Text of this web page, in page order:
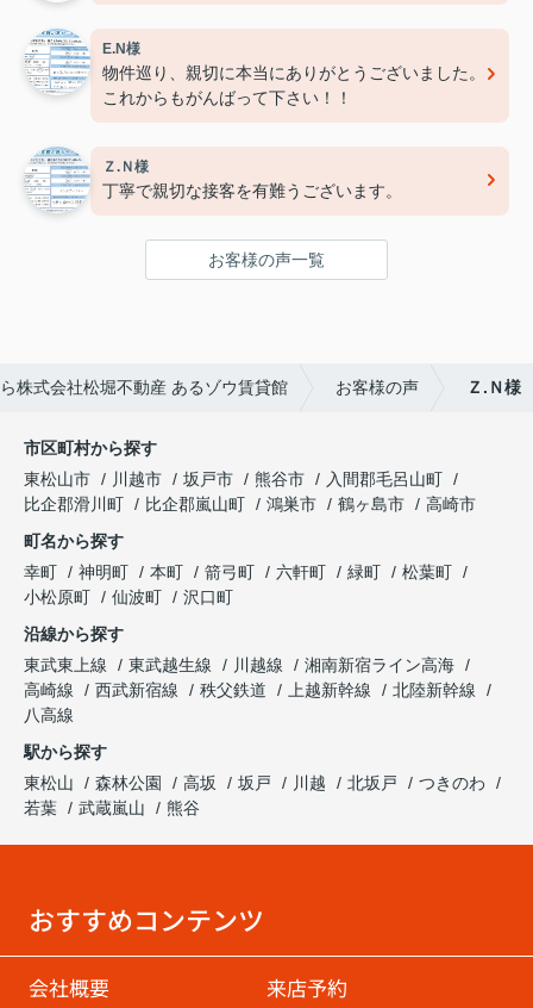
E.N様
物件巡り、親切に本当にありがとうございました。
これからもがんばって下さい！！
Ｚ.Ｎ様
丁寧で親切な接客を有難うございます。
お客様の声一覧
株式会社松堀不動産 あるゾウ賃貸館 お客様の声 Ｚ.Ｎ様
市区町村から探す
東松山市
川越市 坂戸市 熊谷市
入間郡毛呂山町
比企郡滑川町
比企郡嵐山町 鴻巣市 鶴ヶ島市
高崎市
町名から探す
幸町
神明町 本町 箭弓町 六軒町 緑町
松葉町
小松原町
仙波町
沢口町
沿線から探す
東武東上線
東武越生線 川越線
湘南新宿ライン高海
高崎線
西武新宿線 秩父鉄道 上越新幹線
北陸新幹線
八高線
駅から探す
東松山
森林公園 高坂 坂戸 川越 北坂戸
つきのわ
若葉
武蔵嵐山 熊谷
おすすめコンテンツ
会社概要
来店予約